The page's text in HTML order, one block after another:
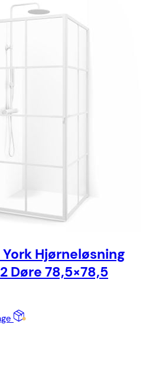
Hjørneløsning
Døre 78,5×78,5